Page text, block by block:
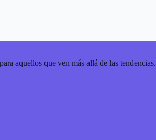
aquellos que ven más allá de las tendencias.